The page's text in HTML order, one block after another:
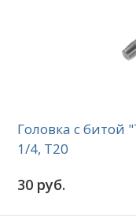
Головка с битой
1/4, Т20
30 руб.